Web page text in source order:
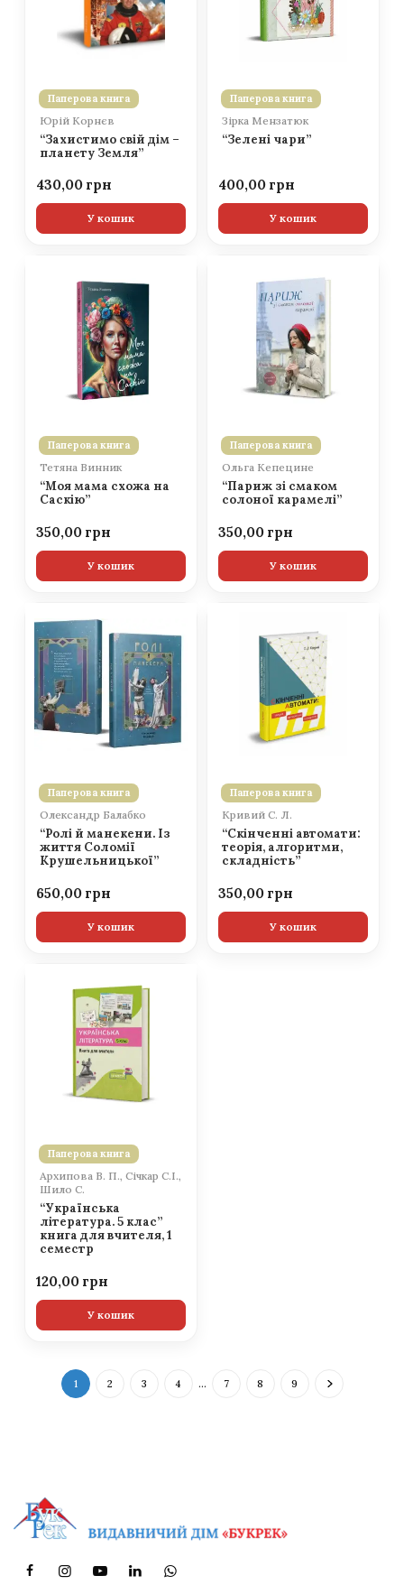
Паперова книга
Юрій Корнєв
“Захистимо свій дім –
планету Земля”
430,00
У кошик
Паперова книга
Зірка Мензатюк
“Зелені чари”
400,00
У кошик
Паперова книга
Тетяна Винник
“Моя мама схожа на
Саскію”
350,00
У кошик
Паперова книга
Ольга Кепецине
“Париж зі смаком
солоної карамелі”
350,00
У кошик
Паперова книга
Олександр Балабко
“Ролі й манекени. Із
життя Соломії
Крушельницької”
650,00
У кошик
Паперова книга
Кривий С. Л.
“Скінченні автомати:
теорія, алгоритми,
складність”
350,00
У кошик
Паперова книга
Архипова В. П., Січкар С.І.,
Шило С.
“Українська
література. 5 клас”
книга для вчителя, 1
семестр
120,00
У кошик
1 2 3 4 … 7 8 9